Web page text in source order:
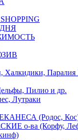
Халкидики, Паралия
Пилио и др.
Лутраки
(Родос,
о-ва (Корфу,